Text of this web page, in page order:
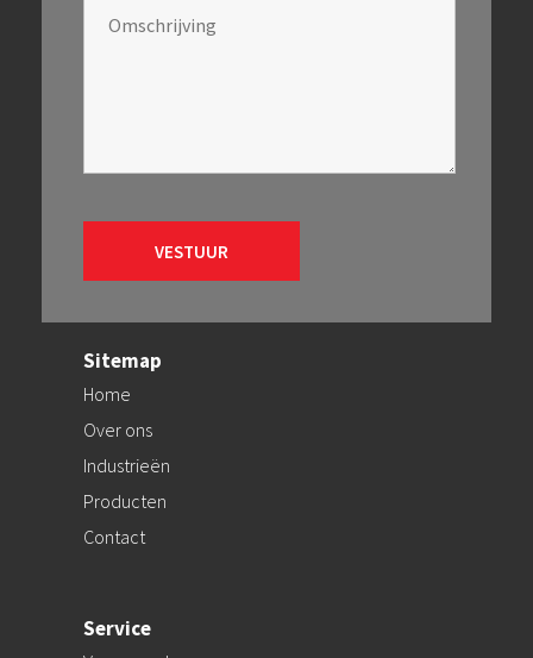
Sitemap
Home
Over ons
Industrieën
Producten
Contact
Service